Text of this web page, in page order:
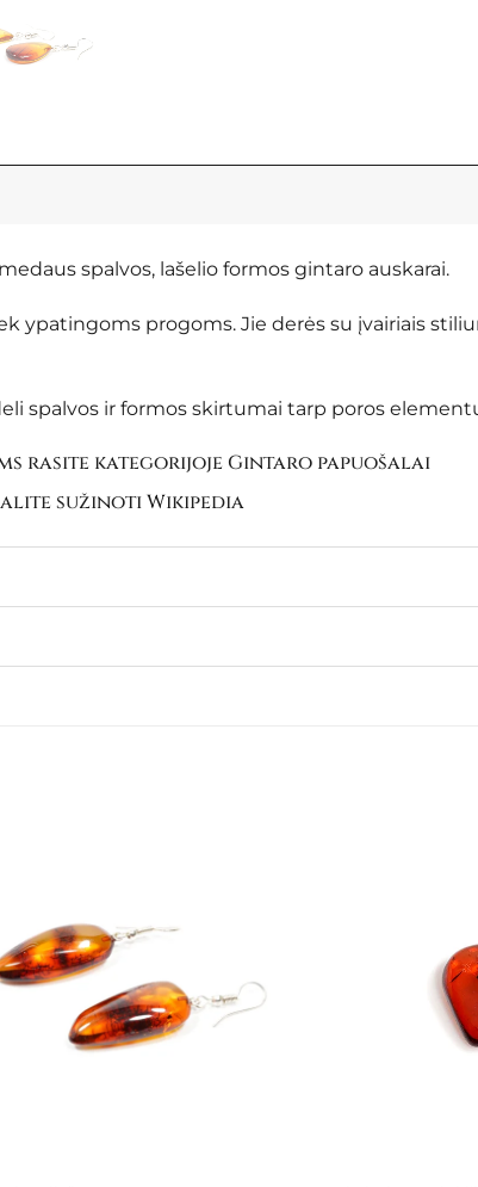
spalvos, lašelio formos gintaro auskarai.
ypatingoms progoms. Jie derės su įvairiais
spalvos ir formos skirtumai tarp poros
rasite kategorijoje Gintaro papuošalai
sužinotiWikipedia